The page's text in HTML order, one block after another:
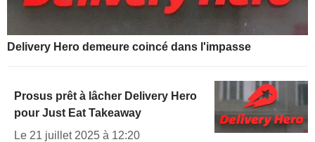
Delivery Hero demeure coincé dans l'impasse
Prosus prêt à lâcher Delivery Hero
pour Just Eat Takeaway
Le 21 juillet 2025 à 12:20